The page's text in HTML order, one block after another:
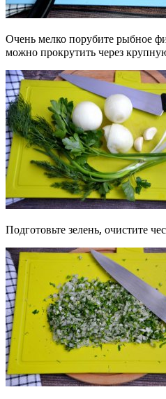
Очень мелко порубите рыбное
можно прокрутить через
Подготовьте зелень, очистите